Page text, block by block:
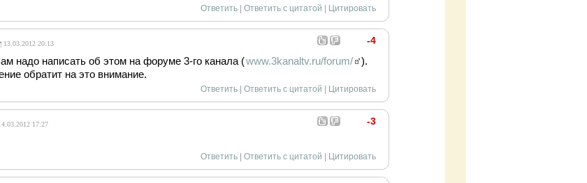
Ответить| Ответить с цитатой | Цитировать
-4
13.03.2012 20:13
надо написать об этом на форуме 3-го канала (www.3kanaltv.ru/forum/
).
обратит на это внимание.
Ответить| Ответить с цитатой | Цитировать
-3
17:27
Ответить| Ответить с цитатой | Цитировать